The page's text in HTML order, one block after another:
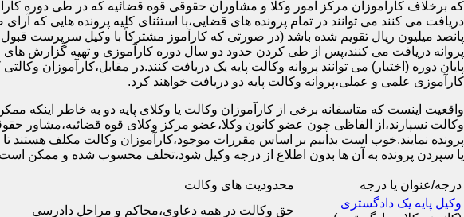
که برخلاف کارآموزان مرکز امور وکلا و مشاوران حقوقی قوه قضائیه که در طی دوره
دریافت می کنند می توانند در تمام پرونده های قضایی،با استثنای کلیه پرونده هایی که
پانصد میلیون ریال تقویم شده باشد (در صورتی که کارآموز مشترکاً با وکیل سرپرست قبول
پروانه دریافت می کنند،پس از طی کردن حدود دو سال دوره کارآموزی و تهیه گزارش
کارآموزی علمی و عملی،پروانه وکالت پایه دو دریافت خواهند کرد.
واقعیت اینست که متاسفانه برخی از کارآموزان وکالت یا وکلای پایه دو به خاطر اینکه
وکالت نسپارند،از الفاظی چون عضو کانون وکلا،عضو مرکز وکلای قوه قضائیه،مشاور
پرونده نمایند.خوب است بدانیم بر اساس مقررات موجود،کارآموزان وکالت مکلف هستند
یا سپردن پرونده به آن ها بدون اطلاع از درجه وکیل شود،تخلف محسوب شده و
درجه/عنوان یا درجه
محدودیت های وکالت
وکیل پایه یک دادگستری
حق وکالت در همه دعاوی،محاکم و مراحل دادرسی